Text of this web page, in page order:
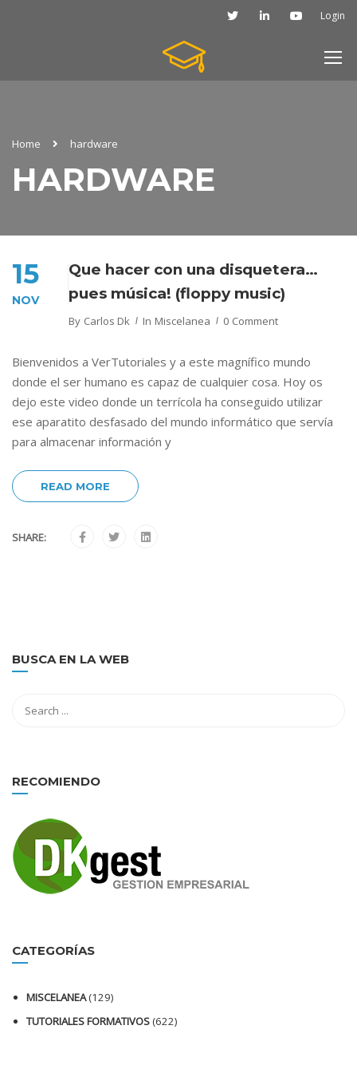
Login
Home hardware
HARDWARE
15
NOV
Que hacer con una disquetera…
pues música! (floppy music)
By Carlos Dk In Miscelanea 0 Comment
Bienvenidos a VerTutoriales y a este magnífico mundo
donde el ser humano es capaz de cualquier cosa. Hoy os
dejo este video donde un terrícola ha conseguido utilizar
ese aparatito desfasado del mundo informático que servía
para almacenar información y
READ MORE
SHARE:
BUSCA EN LA WEB
RECOMIENDO
CATEGORÍAS
MISCELANEA(129)
TUTORIALES FORMATIVOS(622)